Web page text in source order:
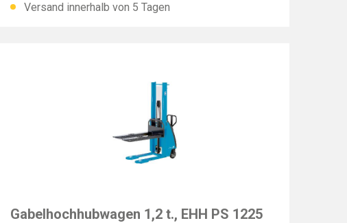
Versand innerhalb von 5 Tagen
Gabelhochhubwagen 1,2 t., EHH PS 1225